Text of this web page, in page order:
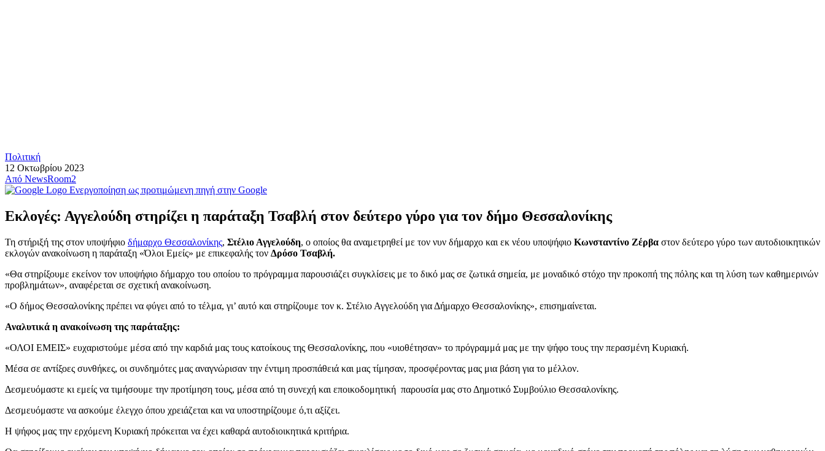
Πολιτική
12 Οκτωβρίου 2023
Από NewsRoom2
Ενεργοποίηση ως προτιμώμενη πηγή στην Google
Εκλογές: Αγγελούδη στηρίζει η παράταξη Τσαβλή στον δεύτερο γύρο για τον δήμο Θεσσαλονίκης
Τη στήριξή της στον υποψήφιο δήμαρχο Θεσσαλονίκης, Στέλιο Αγγελούδη, ο οποίος θα αναμετρηθεί με τον νυν δήμαρχο και εκ νέου υποψήφιο Κωνσταντίνο Ζέρβα στον δεύτερο γύρο των αυτοδιοικητικών
εκλογών ανακοίνωση η παράταξη «Όλοι Εμείς» με επικεφαλής τον Δρόσο Τσαβλή.
«Θα στηρίξουμε εκείνον τον υποψήφιο δήμαρχο του οποίου το πρόγραμμα παρουσιάζει συγκλίσεις με το δικό μας σε ζωτικά σημεία, με μοναδικό στόχο την προκοπή της πόλης και τη λύση των καθημερινών
προβλημάτων», αναφέρεται σε σχετική ανακοίνωση.
«Ο δήμος Θεσσαλονίκης πρέπει να φύγει από το τέλμα, γι’ αυτό και στηρίζουμε τον κ. Στέλιο Αγγελούδη για Δήμαρχο Θεσσαλονίκης», επισημαίνεται.
Αναλυτικά η ανακοίνωση της παράταξης:
«ΟΛΟΙ ΕΜΕΙΣ» ευχαριστούμε μέσα από την καρδιά μας τους κατοίκους της Θεσσαλονίκης, που «υιοθέτησαν» το πρόγραμμά μας με την ψήφο τους την περασμένη Κυριακή.
Μέσα σε αντίξοες συνθήκες, οι συνδημότες μας αναγνώρισαν την έντιμη προσπάθειά και μας τίμησαν, προσφέροντας μας μια βάση για το μέλλον.
Δεσμευόμαστε κι εμείς να τιμήσουμε την προτίμηση τους, μέσα από τη συνεχή και εποικοδομητική παρουσία μας στο Δημοτικό Συμβούλιο Θεσσαλονίκης.
Δεσμευόμαστε να ασκούμε έλεγχο όπου χρειάζεται και να υποστηρίζουμε ό,τι αξίζει.
Η ψήφος μας την ερχόμενη Κυριακή πρόκειται να έχει καθαρά αυτοδιοικητικά κριτήρια.